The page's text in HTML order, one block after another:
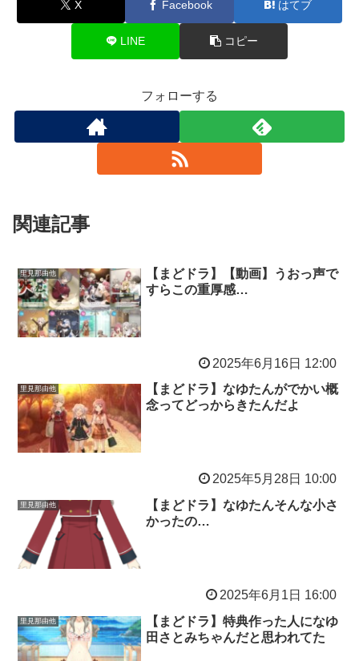
X Facebook はてブ
LINE コピー
フォローする
関連記事
里見那由他
【まどドラ】【動画】うおっ声で
すらこの重厚感…
2025年6月16日 12:00
里見那由他
【まどドラ】なゆたんがでかい概
念ってどっからきたんだよ
2025年5月28日 10:00
里見那由他
【まどドラ】なゆたんそんな小さ
かったの…
2025年6月1日 16:00
里見那由他
【まどドラ】特典作った人になゆ
田さとみちゃんだと思われてた